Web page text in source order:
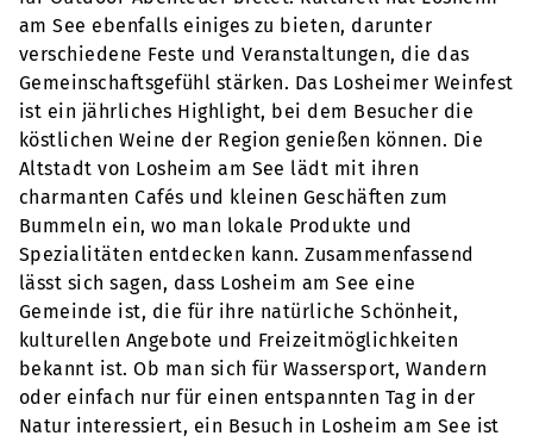
am See ebenfalls einiges zu bieten, darunter
verschiedene Feste und Veranstaltungen, die das
Gemeinschaftsgefühl stärken. Das Losheimer Weinfest
ist ein jährliches Highlight, bei dem Besucher die
köstlichen Weine der Region genießen können. Die
Altstadt von Losheim am See lädt mit ihren
charmanten Cafés und kleinen Geschäften zum
Bummeln ein, wo man lokale Produkte und
Spezialitäten entdecken kann. Zusammenfassend
lässt sich sagen, dass Losheim am See eine
Gemeinde ist, die für ihre natürliche Schönheit,
kulturellen Angebote und Freizeitmöglichkeiten
bekannt ist. Ob man sich für Wassersport, Wandern
oder einfach nur für einen entspannten Tag in der
Natur interessiert, ein Besuch in Losheim am See ist